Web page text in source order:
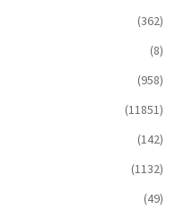
(362)
(8)
(958)
(11851)
(142)
(1132)
(49)